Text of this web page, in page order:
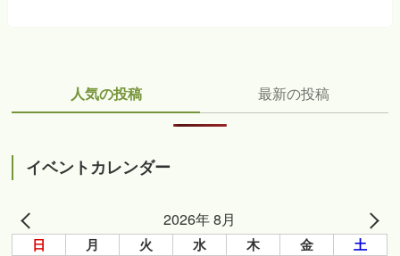
人気の投稿 最新の投稿
イベントカレンダー
2026年 8月
日 月 火 水 木 金 土